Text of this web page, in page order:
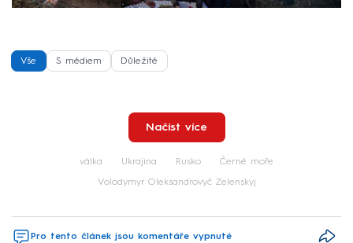
Vše S médiem Důležité
Načíst více
válka Ukrajina Rusko Černé moře
Volodymyr Oleksandrovyč Zelenskyj
Pro tento článek jsou komentáře vypnuté